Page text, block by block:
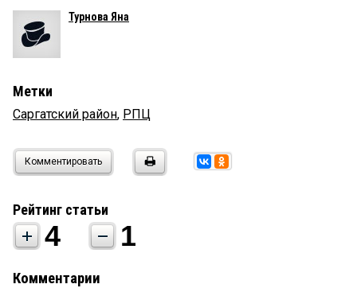
Турнова Яна
Метки
Саргатский район, РПЦ
Комментировать
Рейтинг статьи
4 1
Комментарии